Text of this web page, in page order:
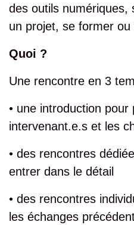
des outils numériques,
un projet, se former
Quoi ?
Une rencontre en 3
• une introduction pour
intervenant.e.s et les
• des rencontres
entrer dans le détail
• des rencontres
les échanges